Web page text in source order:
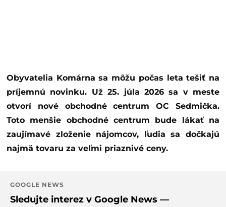
Obyvatelia Komárna sa môžu počas leta tešiť na
príjemnú novinku. Už 25. júla 2026 sa v meste
otvorí nové obchodné centrum OC Sedmička.
Toto menšie obchodné centrum bude lákať na
zaujímavé zloženie nájomcov, ľudia sa dočkajú
najmä tovaru za veľmi priaznivé ceny.
GOOGLE NEWS
Sledujte interez v Google News —